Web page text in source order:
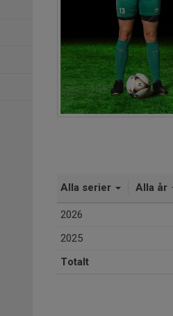
Alla serier Alla år
2026
2025
Totalt